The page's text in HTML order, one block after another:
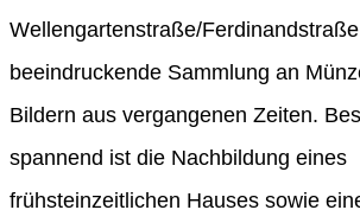
Wellengartenstraße/
beeindruckende Sammlung an
Bildern aus vergangenen Zeiten.
spannend ist die Nachbildung eines
frühsteinzeitlichen Hauses sowie